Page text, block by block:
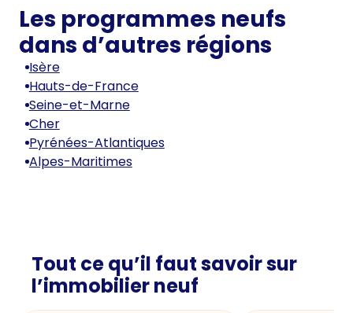
Les programmes neufs
dans d’autres régions
Isère
Hauts-de-France
Seine-et-Marne
Cher
Pyrénées-Atlantiques
Alpes-Maritimes
Tout ce qu’il faut savoir sur
l’immobilier neuf